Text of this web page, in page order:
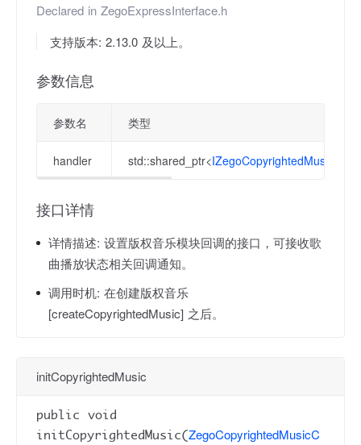
Declared in ZegoExpressInterface.h
支持版本: 2.13.0 及以上。
参数信息
参数名 类型
handler std::shared_ptr<
接口详情
详情描述: 设置版权音乐模块回调的接口，可接收歌
曲播放状态相关回调通知。
调用时机: 在创建版权音乐
[createCopyrightedMusic] 之后。
initCopyrightedMusic
public void
initCopyrightedMusic(ZegoCopyrightedMusicC